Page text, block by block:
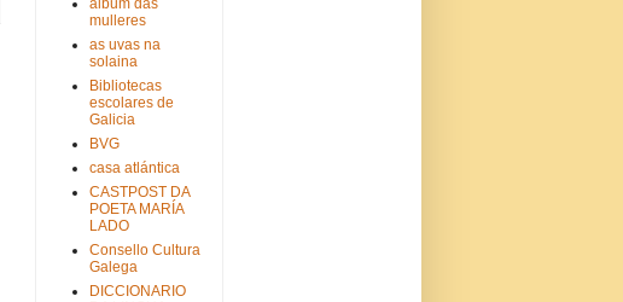
mulleres
as uvas na
solaina
Bibliotecas
escolares de
Galicia
BVG
casa atlántica
CASTPOST DA
POETA MARÍA
LADO
Consello Cultura
Galega
DICCIONARIO